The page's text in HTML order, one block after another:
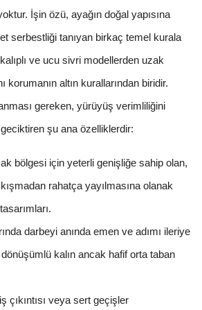
İşin özü, ayağın doğal yapısına
serbestliği tanıyan birkaç temel kurala
ve ucu sivri modellerden uzak
korumanın altın kurallarından biridir.
gereken, yürüyüş verimliliğini
şu ana özelliklerdir:
bölgesi için yeterli genişliğe sahip olan,
rahatça yayılmasına olanak
darbeyi anında emen ve adımı ileriye
kalın ancak hafif orta taban
çıkıntısı veya sert geçişler